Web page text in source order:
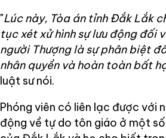
"Lúc này, Tòa án tỉnh Đắk Lắk
tục xét xử hình sự lưu động đối
người Thượng là sự phân biệt
nhân quyền và hoàn toàn bất
luật sư nói.
Phóng viên có liên lạc được với
động về tự do tôn giáo ở một